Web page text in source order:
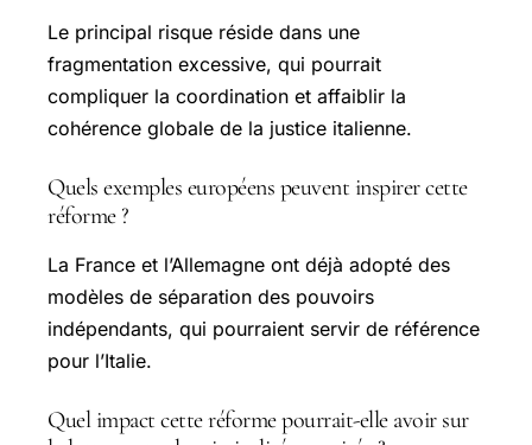
Le principal risque réside dans une
fragmentation excessive, qui pourrait
compliquer la coordination et affaiblir la
cohérence globale de la justice italienne.
Quels exemples européens peuvent inspirer cette
réforme ?
La France et l’Allemagne ont déjà adopté des
modèles de séparation des pouvoirs
indépendants, qui pourraient servir de référence
pour l’Italie.
Quel impact cette réforme pourrait-elle avoir sur